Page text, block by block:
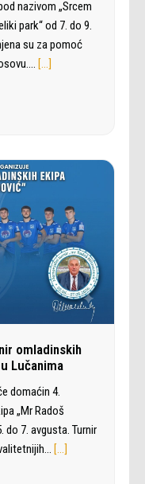
nazivom „Srcem
park“ od 7. do 9.
su za pomoć
[…]
omladinskih
Lučanima
domaćin 4.
„Mr Radoš
do 7. avgusta. Turnir
[…]